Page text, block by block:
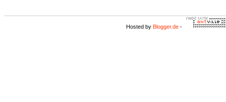
Hosted by Blogger.de -